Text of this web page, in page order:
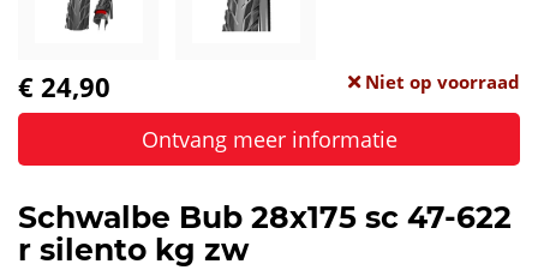
€ 24,90 Niet op voorraad
Ontvang meer informatie
Schwalbe Bub 28x175 sc 47-622
r silento kg zw